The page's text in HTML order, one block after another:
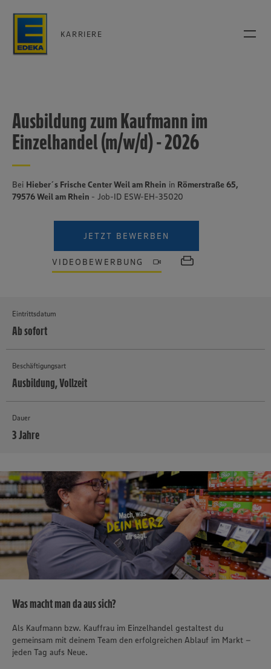
KARRIERE
Ausbildung zum Kaufmann im
Einzelhandel (m/w/d) - 2026
Bei Hieber´s Frische Center Weil am Rhein in Römerstraße 65,
79576 Weil am Rhein - Job-ID ESW-EH-35020
JETZT BEWERBEN
VIDEOBEWERBUNG
Eintrittsdatum
Ab sofort
Beschäftigungsart
Ausbildung, Vollzeit
Dauer
3 Jahre
Was macht man da aus sich?
Als Kaufmann bzw. Kauffrau im Einzelhandel gestaltest du
gemeinsam mit deinem Team den erfolgreichen Ablauf im Markt –
jeden Tag aufs Neue.